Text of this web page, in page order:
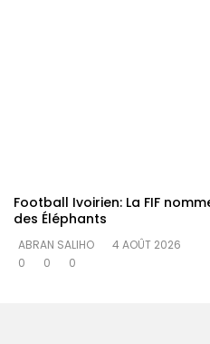
Football Ivoirien: La FIF
des Éléphants
ABRAN SALIHO
4 AOÛT 2026
0
0 0